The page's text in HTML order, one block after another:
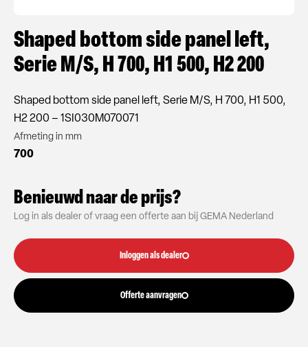
Shaped bottom side panel left,
Serie M/S, H 700, H1 500, H2 200
Shaped bottom side panel left, Serie M/S, H 700, H1 500,
H2 200 – 1SI030M070071
Afmeting in mm
700
Benieuwd naar de prijs?
Log in als dealer of vraag een offerte aan bij GEMA Nederland
Inloggen als dealer
Offerte aanvragen